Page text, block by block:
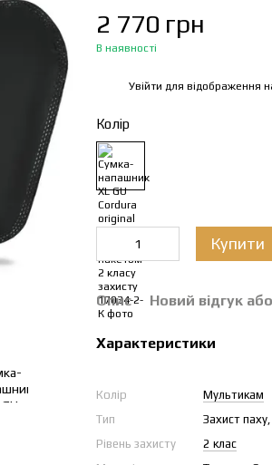
2 770 грн
В наявності
Увійти для відображення
Колір
Купити
Опис Новий відгук
Характеристики
Колір
Мультикам
Тип
Захист
Рівень захисту
2 клас